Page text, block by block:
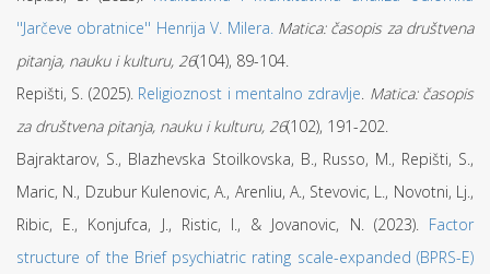
''Jarčeve obratnice'' Henrija V. Milera. Matica: časopis za društvena
pitanja, nauku i kulturu, 26(104), 89-104.
Repišti, S. (2025). Religioznost i mentalno zdravlje. Matica: časopis
za društvena pitanja, nauku i kulturu, 26(102), 191-202.
Bajraktarov, S., Blazhevska Stoilkovska, B., Russo, M., Repišti, S.,
Maric, N., Dzubur Kulenovic, A., Arenliu, A., Stevovic, L., Novotni, Lj.,
Ribic, E., Konjufca, J., Ristic, I., & Jovanovic, N. (2023). Factor
structure of the Brief psychiatric rating scale-expanded (BPRS-E)